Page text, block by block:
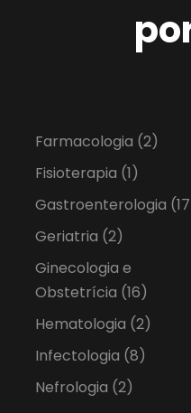
Farmacologia (2)
Fisioterapia (1)
Gastroenterologia
Geriatria (2)
Ginecologia e
Obstetrícia (16)
Hematologia (2)
Infectologia (8)
Nefrologia (2)